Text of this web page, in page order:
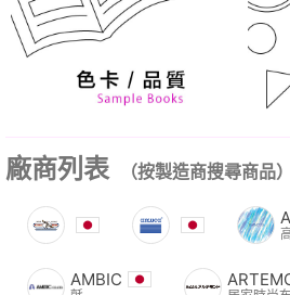
廠商列表 （按製造商搜尋商品）
AMBIC